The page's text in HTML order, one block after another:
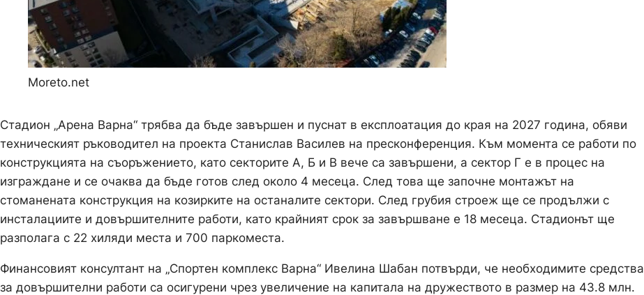
Moreto.net
Стадион „Арена Варна“ трябва да бъде завършен и пуснат в експлоатация до края на 2027 година, обяви
техническият ръководител на проекта Станислав Василев на пресконференция. Към момента се работи по
конструкцията на съоръжението, като секторите А, Б и В вече са завършени, а сектор Г е в процес на
изграждане и се очаква да бъде готов след около 4 месеца. След това ще започне монтажът на
стоманената конструкция на козирките на останалите сектори. След грубия строеж ще се продължи с
инсталациите и довършителните работи, като крайният срок за завършване е 18 месеца. Стадионът ще
разполага с 22 хиляди места и 700 паркоместа.
Финансовият консултант на „Спортен комплекс Варна“ Ивелина Шабан потвърди, че необходимите средства
за довършителни работи са осигурени чрез увеличение на капитала на дружеството в размер на 43.8 млн.